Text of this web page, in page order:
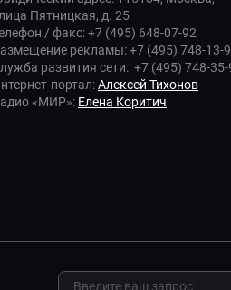
Пятницкая, д. 25
/ факс: +7 (495) 648-07-92
рекламы: +7 (495) 748-13-
развития сети: +7 (495) 748-35-
портал:Алексей Тихонов
«МИР»: Елена Коритич